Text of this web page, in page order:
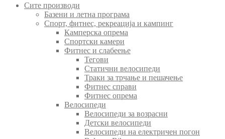
chosen
on
the
product
page
Сите производи
Базени и летна програма
Спорт, фитнес, рекреација и кампинг
Камперска опрема
Спортски камери
Фитнес и слабеење
Тегови
Статични велосипеди
Траки за трчање и пешачење
Фитнес справи
Фитнес опрема
Велосипеди
Велосипеди за возрасни
Детски велосипеди
Велосипеди на електричен погон